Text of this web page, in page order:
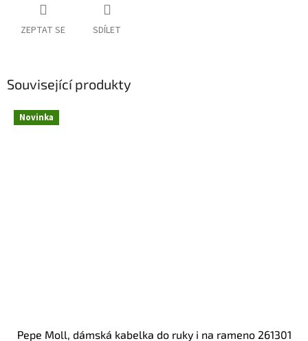
ZEPTAT SE SDÍLET
Související produkty
Novinka
Pepe Moll, dámská kabelka do ruky i na rameno 261301